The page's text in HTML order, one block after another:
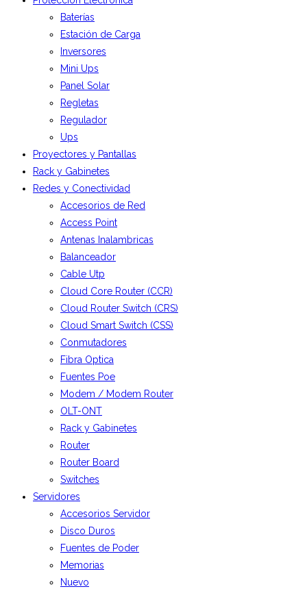
Baterías
Estación de Carga
Inversores
Mini Ups
Panel Solar
Regletas
Regulador
Ups
Proyectores y Pantallas
Rack y Gabinetes
Redes y Conectividad
Accesorios de Red
Access Point
Antenas Inalambricas
Balanceador
Cable Utp
Cloud Core Router (CCR)
Cloud Router Switch (CRS)
Cloud Smart Switch (CSS)
Conmutadores
Fibra Optica
Fuentes Poe
Modem / Modem Router
OLT-ONT
Rack y Gabinetes
Router
Router Board
Switches
Servidores
Accesorios Servidor
Disco Duros
Fuentes de Poder
Memorias
Nuevo